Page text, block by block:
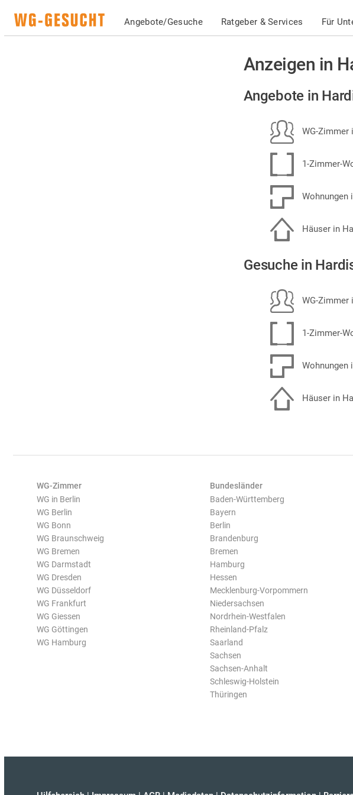
Angebote/Gesuche Ratgeber & Services Für
Anzeigen in
Angebote in
WG-Zimmer
1-Zimmer-
Wohnungen
Häuser in
Gesuche in
WG-Zimmer
1-Zimmer-
Wohnungen
Häuser in
WG-Zimmer
WG in Berlin
WG Berlin
WG Bonn
WG Braunschweig
WG Bremen
WG Darmstadt
WG Dresden
WG Düsseldorf
WG Frankfurt
WG Giessen
WG Göttingen
WG Hamburg
Bundesländer
Baden-Württemberg
Bayern
Berlin
Brandenburg
Bremen
Hamburg
Hessen
Mecklenburg-Vorpommern
Niedersachsen
Nordrhein-Westfalen
Rheinland-Pfalz
Saarland
Sachsen
Sachsen-Anhalt
Schleswig-Holstein
Thüringen